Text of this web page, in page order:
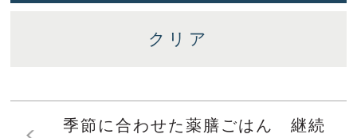
季節に合わせた薬膳ごはん 継続